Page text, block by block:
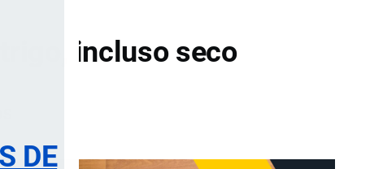
DE
trigo, incluso seco